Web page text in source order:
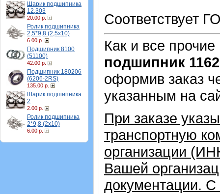
Шарик подшипника
12,303
20.00 р.
Ролик подшипника
2,5*9,8 (2,5х10)
6.00 р.
Подшипник 8100
(51100)
42.00 р.
Подшипник 180206
(6206-2RS)
135.00 р.
Шарик подшипника
2
2.00 р.
Ролик подшипника
2*9,8 (2х10)
6.00 р.
Соответствует
Как и все
подшипник
оформив заказ
указанным на
При заказе
транспортную
организации
Вашей
документации.